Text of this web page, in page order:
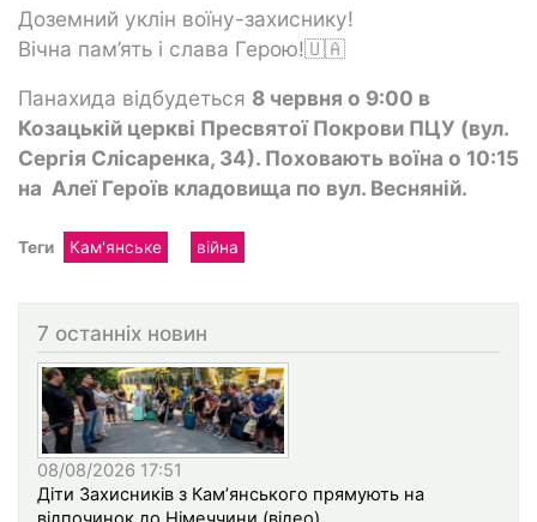
Доземний уклін воїну-захиснику!
Вічна пам’ять і слава Герою!🇺🇦
Панахида відбудеться 8 червня о 9:00 в
Козацькій церкві Пресвятої Покрови ПЦУ (вул.
Сергія Слісаренка, 34). Поховають воїна о 10:15
на Алеї Героїв кладовища по вул. Весняній.
Теги Кам'янське війна
7 останніх новин
08/08/2026 17:51
Діти Захисників з Кам’янського прямують на